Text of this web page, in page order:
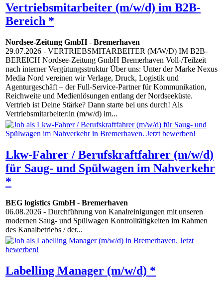
Vertriebsmitarbeiter (m/w/d) im B2B-
Bereich *
Nordsee-Zeitung GmbH- Bremerhaven
29.07.2026 - VERTRIEBSMITARBEITER (M/W/D) IM B2B-
BEREICH Nordsee-Zeitung GmbH Bremerhaven Voll-/Teilzeit
nach interner Vergütungsstruktur Über uns: Unter der Marke Nexus
Media Nord vereinen wir Verlage, Druck, Logistik und
Agenturgeschäft – der Full-Service-Partner für Kommunikation,
Reichweite und Medienlösungen entlang der Nordseeküste.
Vertrieb ist Deine Stärke? Dann starte bei uns durch! Als
Vertriebsmitarbeiter:in (m/w/d) im...
Lkw-Fahrer / Berufskraftfahrer (m/w/d)
für Saug- und Spülwagen im Nahverkehr
*
BEG logistics GmbH- Bremerhaven
06.08.2026 - Durchführung von Kanalreinigungen mit unseren
modernen Saug- und Spülwagen Kontrolltätigkeiten im Rahmen
des Kanalbetriebs / der...
Labelling Manager (m/w/d) *